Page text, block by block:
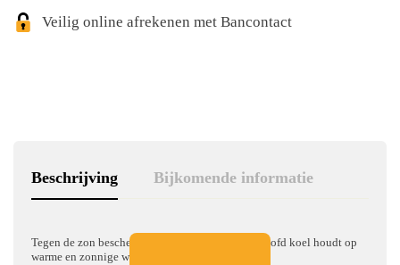
Veilig online afrekenen met Bancontact
Beschrijving Bijkomende informatie
Tegen de zon beschermende vissershoed die je hoofd koel houdt op
warme en zonnige werkdagen.